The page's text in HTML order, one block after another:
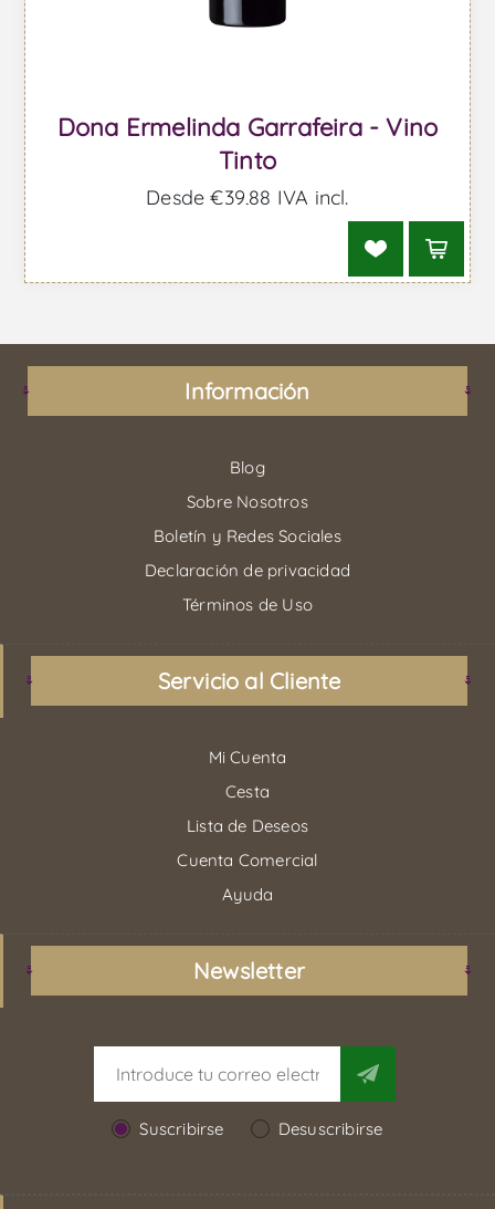
Dona Ermelinda Garrafeira - Vino
Tinto
Desde €39,88 IVA incl.
Información
Blog
Sobre Nosotros
Boletín y Redes Sociales
Declaración de privacidad
Términos de Uso
Servicio al Cliente
Mi Cuenta
Cesta
Lista de Deseos
Cuenta Comercial
Ayuda
Newsletter
Suscribirse Desuscribirse